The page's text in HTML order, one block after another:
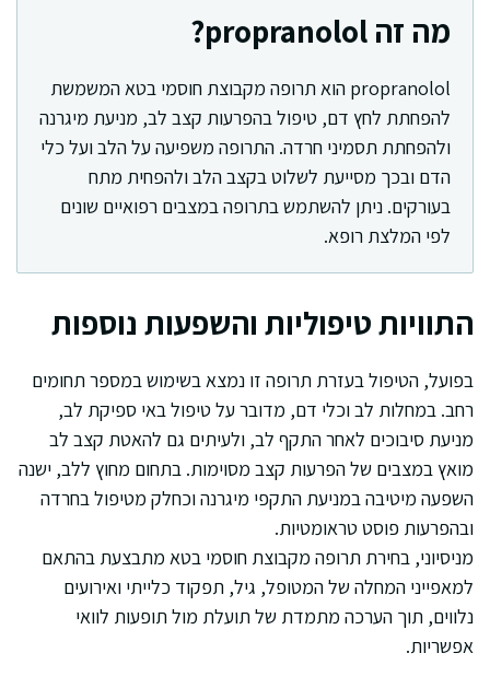
מה זה propranolol?
propranolol הוא תרופה מקבוצת חוסמי בטא המשמשת
להפחתת לחץ דם, טיפול בהפרעות קצב לב, מניעת מיגרנה
ולהפחתת תסמיני חרדה. התרופה משפיעה על הלב ועל כלי
הדם ובכך מסייעת לשלוט בקצב הלב ולהפחית מתח
בעורקים. ניתן להשתמש בתרופה במצבים רפואיים שונים
לפי המלצת רופא.
התוויות טיפוליות והשפעות נוספות
בפועל, הטיפול בעזרת תרופה זו נמצא בשימוש במספר תחומים
רחב. במחלות לב וכלי דם, מדובר על טיפול באי ספיקת לב,
מניעת סיבוכים לאחר התקף לב, ולעיתים גם להאטת קצב לב
מואץ במצבים של הפרעות קצב מסוימות. בתחום מחוץ ללב, ישנה
השפעה מיטיבה במניעת התקפי מיגרנה וכחלק מטיפול בחרדה
ובהפרעות פוסט טראומטיות.
מניסיוני, בחירת תרופה מקבוצת חוסמי בטא מתבצעת בהתאם
למאפייני המחלה של המטופל, גיל, תפקוד כלייתי ואירועים
נלווים, תוך הערכה מתמדת של תועלת מול תופעות לוואי
אפשריות.